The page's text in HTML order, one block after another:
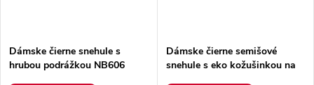
Dámske čierne snehule s
hrubou podrážkou NB606
Dámske čierne semišové
snehule s eko kožušinkou na